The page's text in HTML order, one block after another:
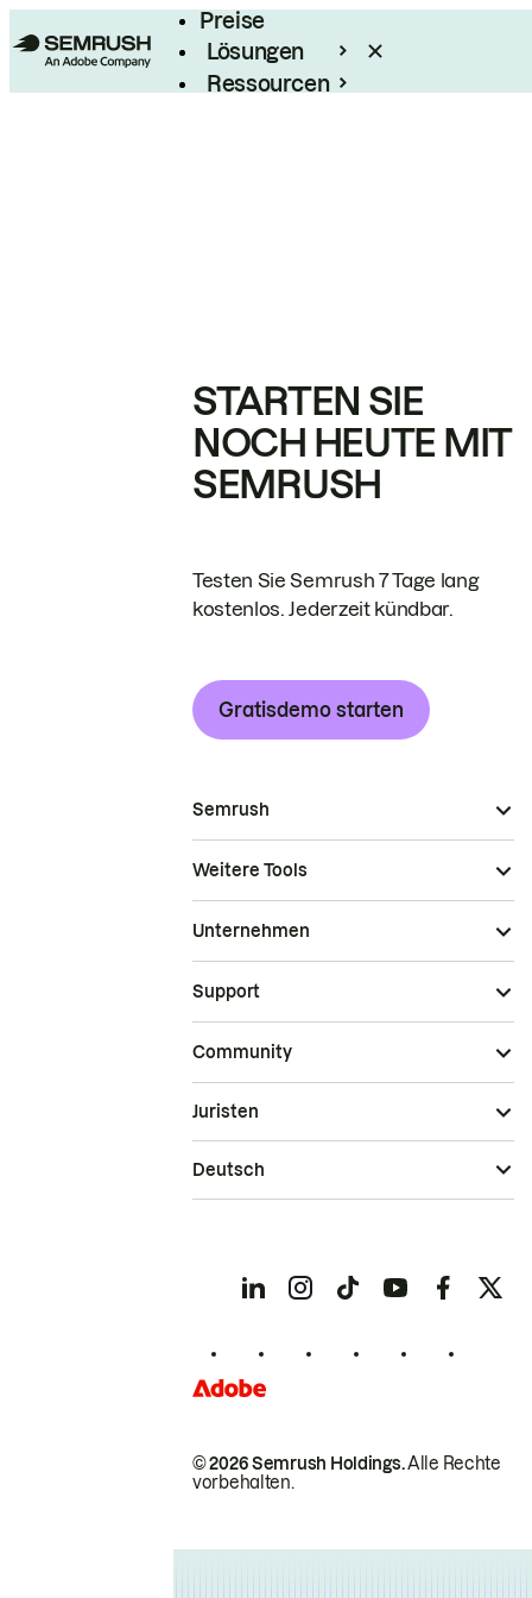
Preise
Lösungen
Ressourcen
STARTEN SIE
NOCH HEUTE MIT
SEMRUSH
Testen Sie Semrush 7 Tage lang
kostenlos. Jederzeit kündbar.
Gratisdemo starten
Semrush
Weitere Tools
Unternehmen
Support
Community
© 2026 Semrush Holdings.Alle Rechte
vorbehalten.
Juristen
Deutsch